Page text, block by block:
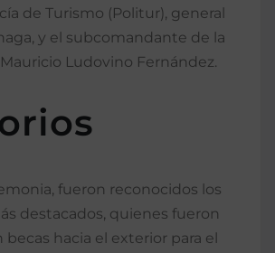
de Turismo (Politur), general
y el subcomandante de la
Ludovino Fernández.
fueron reconocidos los
destacados, quienes fueron
becas hacia el exterior para el